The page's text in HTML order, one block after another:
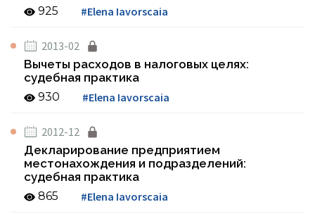
925 #Elena Iavorscaia
2013-02
Вычеты расходов в налоговых целях:
судебная практика
930 #Elena Iavorscaia
2012-12
Декларирование предприятием
местонахождения и подразделений:
судебная практика
865 #Elena Iavorscaia